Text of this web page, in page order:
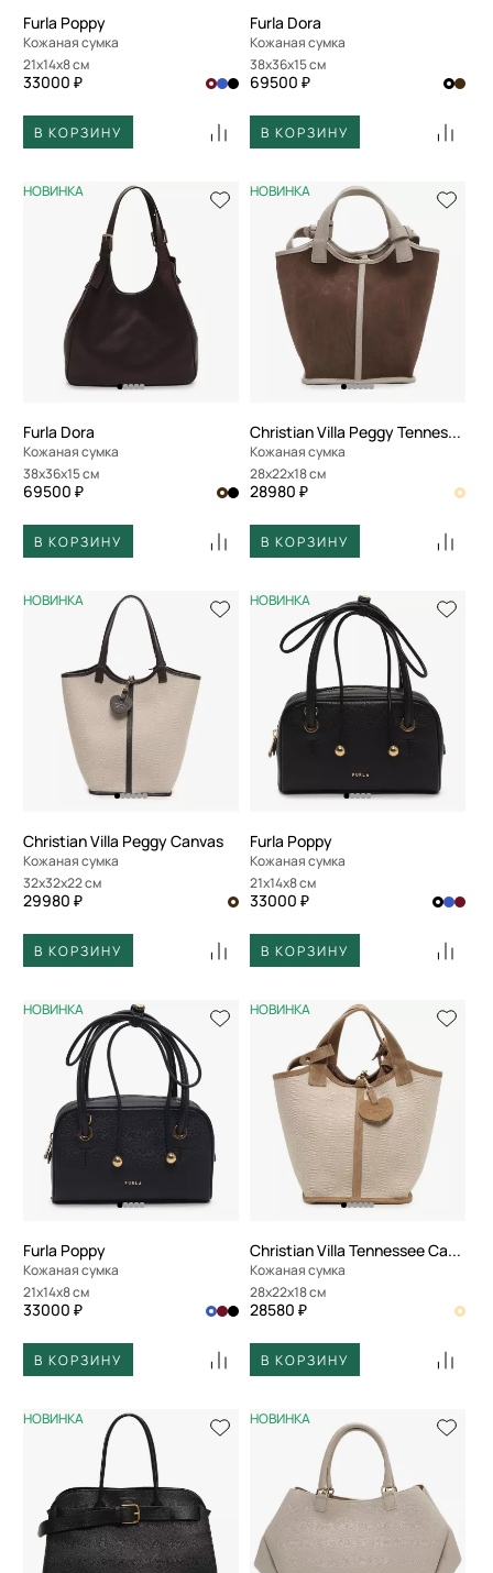
Furla Poppy
Кожаная сумка
21x14x8 см
33000 ₽
В КОРЗИНУ
Furla Dora
Кожаная сумка
38x36x15 см
69500 ₽
В КОРЗИНУ
НОВИНКА
Furla Dora
Кожаная сумка
38x36x15 см
69500 ₽
В КОРЗИНУ
НОВИНКА
Christian Villa Peggy Tennessee
Кожаная сумка
28x22x18 см
28980 ₽
В КОРЗИНУ
НОВИНКА
Christian Villa Peggy Canvas
Кожаная сумка
32x32x22 см
29980 ₽
В КОРЗИНУ
НОВИНКА
Furla Poppy
Кожаная сумка
21x14x8 см
33000 ₽
В КОРЗИНУ
НОВИНКА
Furla Poppy
Кожаная сумка
21x14x8 см
33000 ₽
В КОРЗИНУ
НОВИНКА
Christian Villa Tennessee Canvas
Кожаная сумка
28x22x18 см
28580 ₽
В КОРЗИНУ
НОВИНКА НОВИНКА